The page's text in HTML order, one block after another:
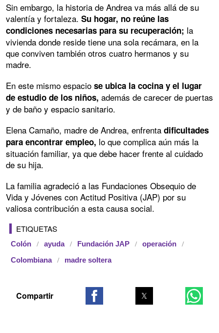
Sin embargo, la historia de Andrea va más allá de su
valentía y fortaleza. Su hogar, no reúne las
condiciones necesarias para su recuperación; la
vivienda donde reside tiene una sola recámara, en la
que conviven también otros cuatro hermanos y su
madre.
En este mismo espacio se ubica la cocina y el lugar
de estudio de los niños, además de carecer de puertas
y de baño y espacio sanitario.
Elena Camaño, madre de Andrea, enfrenta dificultades
para encontrar empleo, lo que complica aún más la
situación familiar, ya que debe hacer frente al cuidado
de su hija.
La familia agradeció a las Fundaciones Obsequio de
Vida y Jóvenes con Actitud Positiva (JAP) por su
valiosa contribución a esta causa social.
ETIQUETAS
Colón ayuda Fundación JAP operación
Colombiana madre soltera